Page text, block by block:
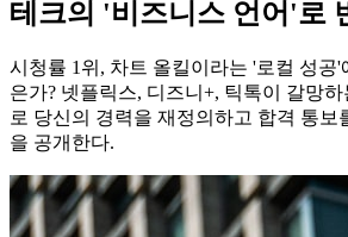
테크의 '비즈니스 언어'로
시청률 1위, 차트 올킬이라는 '로컬 성공
은가? 넷플릭스, 디즈니+, 틱톡이 갈망
로 당신의 경력을 재정의하고 합격 통보
을 공개한다.